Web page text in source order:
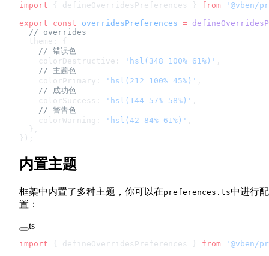
import { defineOverridesPreferences } from '@vben/
export const overridesPreferences =
  // overrides
  theme: {
    // 错误色
    colorDestructive:
'hsl(348 100% 61%)' ,
    // 主题色
    colorPrimary:
'hsl(212 100% 45%)' ,
    // 成功色
    colorSuccess:
'hsl(144 57% 58%)' ,
    // 警告色
    colorWarning:
'hsl(42 84% 61%)' ,
  },
});
内置主题
框架中内置了多种主题，你可以在preferences.ts中进行配
置：
ts
import { defineOverridesPreferences } from '@vben/